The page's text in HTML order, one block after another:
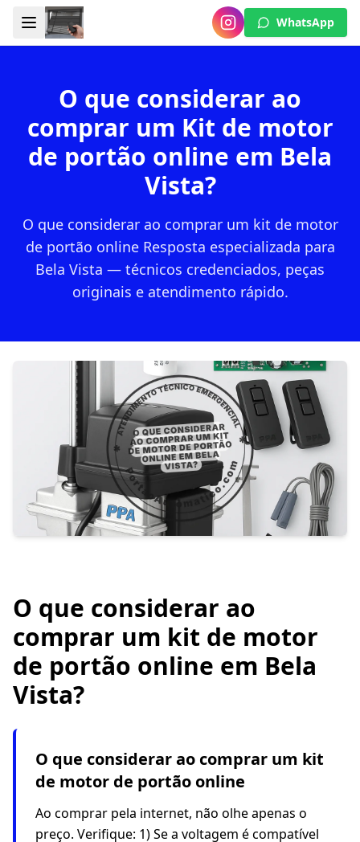
WhatsApp
O que considerar ao
comprar um Kit de motor
de portão online em Bela
Vista?
O que considerar ao comprar um kit de motor
de portão online Resposta especializada para
Bela Vista — técnicos credenciados, peças
originais e atendimento rápido.
O que considerar ao
comprar um kit de motor
de portão online em Bela
Vista?
O que considerar ao comprar um kit
de motor de portão online
Ao comprar pela internet, não olhe apenas o
preço. Verifique: 1) Se a voltagem é compatível